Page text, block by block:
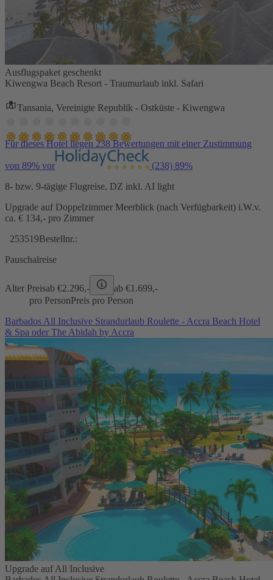
Ausflugspaket geschenkt
Kiwengwa Beach Resort - Traumurlaub inkl. Safari
Tansania, Vereinigte Republik - Ostküste - Kiwengwa
Für dieses Hotel liegen 238 Bewertungen mit einer Zustimmung
von 89% vor (238) 89%
8- bzw. 9-tägige Flugreise, DZ inkl. AI light
Upgrade auf Doppelzimmer Meerblick (nach Verfügbarkeit) i.W.v.
ca. € 134,- pro Zimmer
253519Bestellnr.:
Pauschalreise
Alter Preisab €2.296,- ab €1.699,-
pro PersonPreis pro Person
Barbados All Inclusive Strandurlaub Roulette - Accra Beach Hotel
& Spa oder The Abidah by Accra
Upgrade auf All Inclusive